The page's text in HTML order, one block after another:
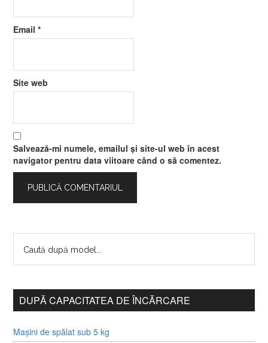
Email*
Site web
Salvează-mi numele, emailul și site-ul web în acest
navigator pentru data viitoare când o să comentez.
DUPĂ CAPACITATEA DE ÎNCĂRCARE
Mașini de spălat sub 5 kg